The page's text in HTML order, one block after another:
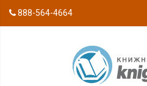
888-564-4664